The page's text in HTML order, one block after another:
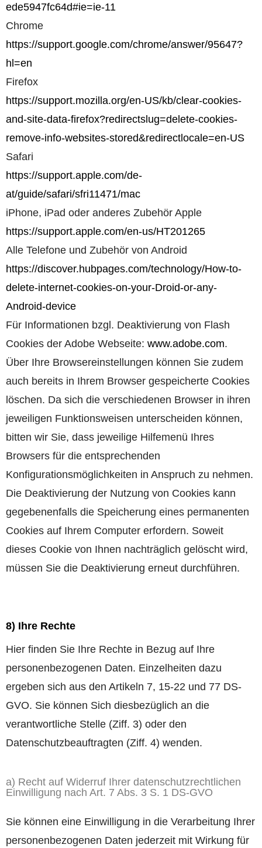
ede5947fc64d#ie=ie-11
Chrome
https://support.google.com/chrome/answer/95647?
hl=en
Firefox
https://support.mozilla.org/en-US/kb/clear-cookies-
and-site-data-firefox?redirectslug=delete-cookies-
remove-info-websites-stored&redirectlocale=en-US
Safari
https://support.apple.com/de-
at/guide/safari/sfri11471/mac
iPhone, iPad oder anderes Zubehör Apple
https://support.apple.com/en-us/HT201265
Alle Telefone und Zubehör von Android
https://discover.hubpages.com/technology/How-to-
delete-internet-cookies-on-your-Droid-or-any-
Android-device
Für Informationen bzgl. Deaktivierung von Flash
Cookies der Adobe Webseite: www.adobe.com.
Über Ihre Browsereinstellungen können Sie zudem
auch bereits in Ihrem Browser gespeicherte Cookies
löschen. Da sich die verschiedenen Browser in ihren
jeweiligen Funktionsweisen unterscheiden können,
bitten wir Sie, dass jeweilige Hilfemenü Ihres
Browsers für die entsprechenden
Konfigurationsmöglichkeiten in Anspruch zu nehmen.
Die Deaktivierung der Nutzung von Cookies kann
gegebenenfalls die Speicherung eines permanenten
Cookies auf Ihrem Computer erfordern. Soweit
dieses Cookie von Ihnen nachträglich gelöscht wird,
müssen Sie die Deaktivierung erneut durchführen.
8) Ihre Rechte
Hier finden Sie Ihre Rechte in Bezug auf Ihre
personenbezogenen Daten. Einzelheiten dazu
ergeben sich aus den Artikeln 7, 15-22 und 77 DS-
GVO. Sie können Sich diesbezüglich an die
verantwortliche Stelle (Ziff. 3) oder den
Datenschutzbeauftragten (Ziff. 4) wenden.
a) Recht auf Widerruf Ihrer datenschutzrechtlichen
Einwilligung nach Art. 7 Abs. 3 S. 1 DS-GVO
Sie können eine Einwilligung in die Verarbeitung Ihrer
personenbezogenen Daten jederzeit mit Wirkung für